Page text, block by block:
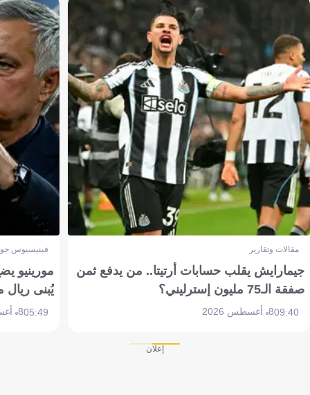
مقالات وتقارير
جيمارايش يقلب حسابات أرتيتا.. من يدفع ثمن
صفقة الـ75 مليون إسترليني؟
09:408 أغسطس 2026
فينيسيوس
مورينيو
يُبنى ريال
05:498 أغسطس 2026
إعلان